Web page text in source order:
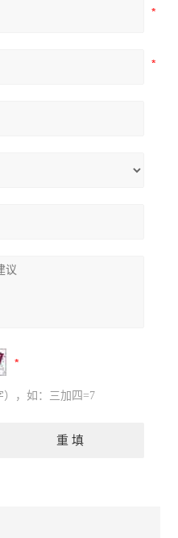
，如：三加四=7